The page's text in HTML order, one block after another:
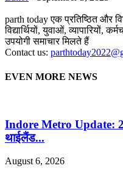
parth today एक प्रतिष्ठित और
विद्यार्थियों, युवाओं, व्यापारियों,
उपयोगी समाचार मिलते हैं
Contact us:
EVEN MORE NEWS
Indore Metro Update:
थाईलैंड...
August 6, 2026